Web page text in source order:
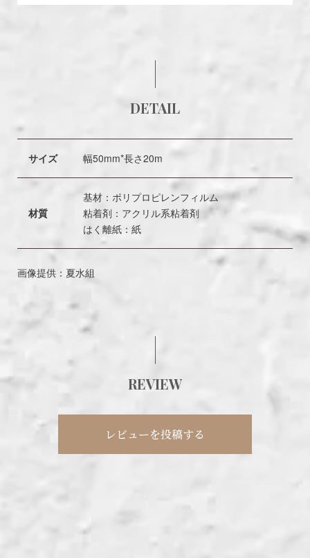
DETAIL
サイズ 幅50mm*長さ20m
材質
基材：ポリプロピレンフィルム
粘着剤：アクリル系粘着剤
はく離紙：紙
画像提供：夏水組
REVIEW
レビューを投稿する